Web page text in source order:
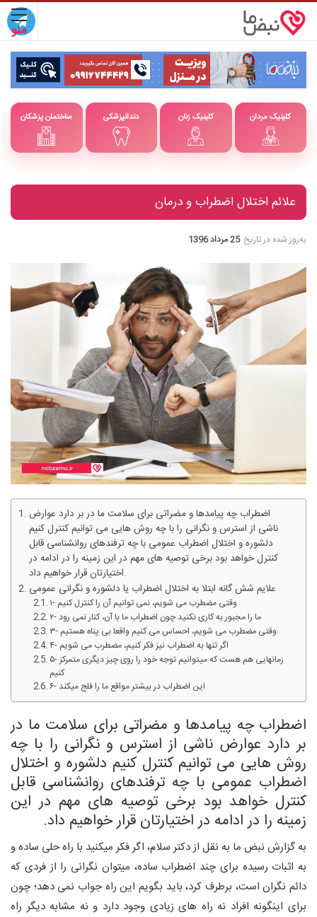
ساختمان پزشکان دندانپزشکی کلینیک زنان کلینیک مردان
علائم اختلال اضطراب و درمان
به‌روز شده در تاریخ 25 مرداد 1396
اضطراب چه پیامدها و مضراتی برای سلامت ما در بر دارد عوارض
ناشی از استرس و نگرانی را با چه روش هایی می توانیم کنترل کنیم
دلشوره و اختلال اضطراب عمومی با چه ترفندهای روانشناسی قابل
کنترل خواهد بود برخی توصیه های مهم در این زمینه را در ادامه در
اختیارتان قرار خواهیم داد.
علایم شش گانه ابتلا به اختلال اضطراب یا دلشوره و نگرانی عمومی
۱- وقتی مضطرب می شویم، نمی توانیم آن را کنترل کنیم
۲- ما را مجبور به کاری نکنید چون اضطراب ما با آن، کنار نمی رود
۳- وقتی مضطرب می شویم، احساس می کنیم واقعا بی پناه هستیم
۴- اگر تنها به اضطراب نیز فکر کنیم، مضطرب می شویم
۵- زمانهایی هم هست که میتوانیم توجه خود را روی چیز دیگری متمرکز
کنیم
۶- این اضطراب در بیشتر مواقع ما را فلج میکند
اضطراب چه پیامدها و مضراتی برای سلامت ما در
بر دارد عوارض ناشی از استرس و نگرانی را با چه
روش هایی می توانیم کنترل کنیم دلشوره و اختلال
اضطراب عمومی با چه ترفندهای روانشناسی قابل
کنترل خواهد بود برخی توصیه های مهم در این
زمینه را در ادامه در اختیارتان قرار خواهیم داد.
به گزارش نبض ما به نقل از دکتر سلام، اگر فکر میکنید با راه حلی ساده و
به اثبات رسیده برای چند اضطراب ساده، میتوان نگرانی را از فردی که
دائم نگران است، برطرف کرد، باید بگویم این راه جواب نمی دهد؛ چون
برای اینگونه افراد نه راه های زیادی وجود دارد و نه مشابه دیگر راه